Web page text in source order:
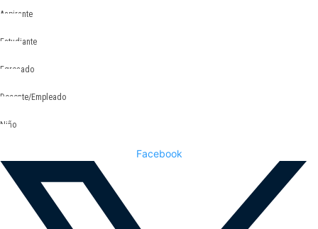
Aspirante
Estudiante
Egresado
Docente/Empleado
Niño
Facebook